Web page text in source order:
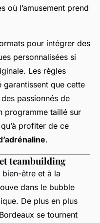
où l’amusement prend
pour intégrer des
personnalisées si
Les règles
garantissent que cette
passionnés de
programme taillé sur
profiter de ce
.
teambuilding
bien-être et à la
dans le bubble
De plus en plus
se tournent